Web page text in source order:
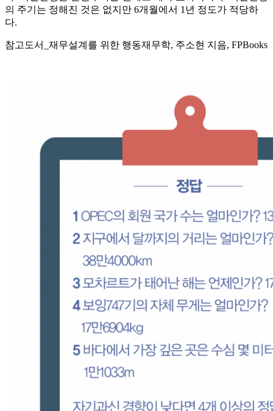
의 주기는 정해진 것은 없지만 6개월에서 1년 정도가 적당하
다.
참고도서_재무설계를 위한 행동재무학, 주소현 지음, FPBooks